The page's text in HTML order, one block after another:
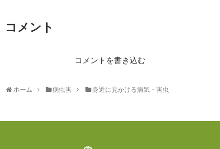
コメント
コメントを書き込む
ホーム 病虫害 身近に見かける病気・害虫